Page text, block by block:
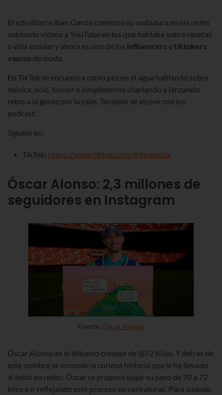
El azkoitiarra Iban Garcia comenzó su andadura en las redes
subiendo vídeos a YouTube en los que hablaba sobre recetas
o vida escolar y ahora es uno de los influencers y tiktokers
vascos de moda.
En TikTok se encuentra como pez en el agua hablando sobre
música, ocio, humor o simplemente charlando y lanzando
retos a la gente por la calle. También se atreve con los
podcast.
Síguelo en:
TikTok: https://www.tiktok.com/@ibngarcia
Óscar Alonso: 2,3 millones de
seguidores en Instagram
Fuente: Óscar Alonso
Óscar Alonso es el bilbaíno creador de @72 Kilos. Y detrás de
este nombre se esconde la curiosa historia que le ha llevado
al éxito en redes: Óscar se propuso bajar su peso de 92 a 72
kilos e ir reflejando este proceso en caricaturas. Para cuando